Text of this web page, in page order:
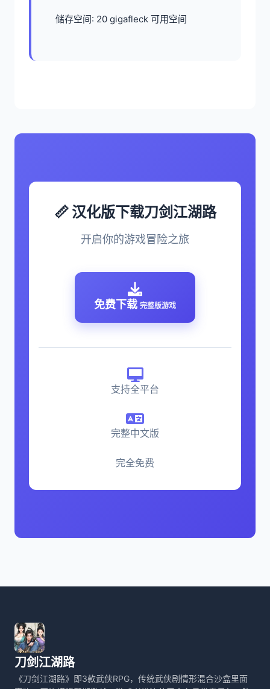
储存空间: 20 gigafleck 可用空间
📏 汉化版下载刀剑江湖路
开启你的游戏冒险之旅
免费下载 完整版游戏
支持全平台
完整中文版
完全免费
刀剑江湖路
《刀剑江湖路》即3款武侠RPG，传统武侠剧情形混合沙盒里面